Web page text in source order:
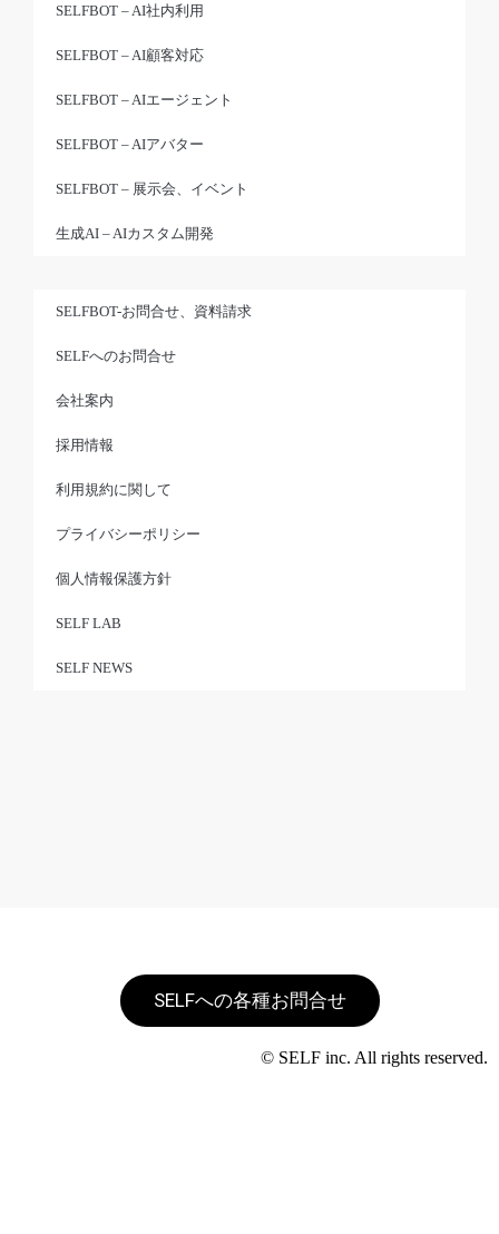
SELFBOT – AI社内利用
SELFBOT – AI顧客対応
SELFBOT – AIエージェント
SELFBOT – AIアバター
SELFBOT – 展示会、イベント
生成AI – AIカスタム開発
SELFBOT-お問合せ、資料請求
SELFへのお問合せ
会社案内
採用情報
利用規約に関して
プライバシーポリシー
個人情報保護方針
SELF LAB
SELF NEWS
SELFへの各種お問合せ
© SELF inc. All rights reserved.